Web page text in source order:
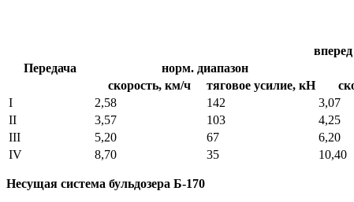
Передача
вперед
норм. диапазон
скорость, км/ч тяговое усилие, кН
I
2,58 142 3,07
II
3,57 103 4,25
III
5,20 67 6,20
IV
8,70 35 10,40
Несущая система бульдозера Б-170